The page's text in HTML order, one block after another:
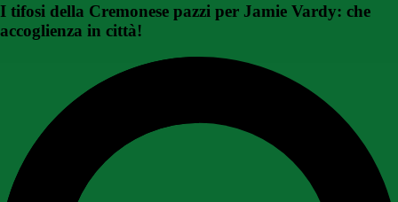
I tifosi della Cremonese pazzi per Jamie Vardy: che
accoglienza in città!